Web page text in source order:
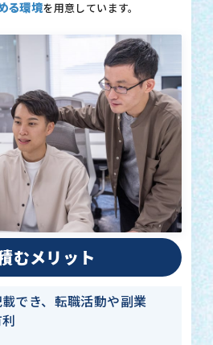
る環境を用意しています。
むメリット
でき、転職活動や副業